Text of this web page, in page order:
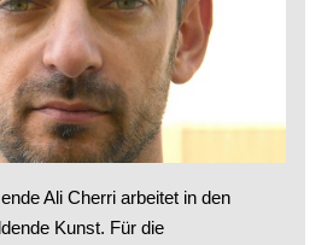
Ali Cherri arbeitet in den
Kunst. Für die